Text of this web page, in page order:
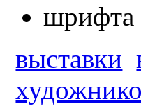
выставки